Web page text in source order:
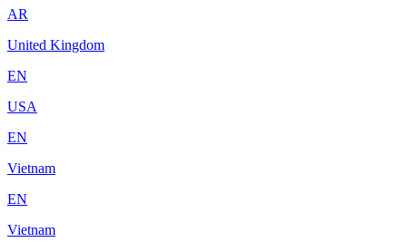
AR
United Kingdom
EN
USA
EN
Vietnam
EN
Vietnam